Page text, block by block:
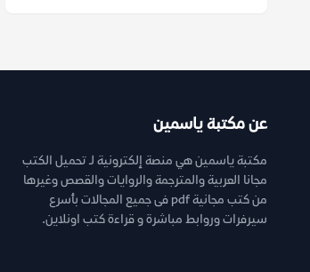
عن مكتبة ياسمين
مكتبة ياسمين هي منصة إلكترونية لـ تحميل الكتب
مجانا العربية والمترجمة والروايات والقصص وغيرها
من كتب مجانية pdf فى جميع المجالات بأسرع
سيرفرات وروابط مباشرة و قراءة كتب اونلاين.